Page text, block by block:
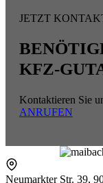
JETZT
KFZ-
Kontaktieren Sie
ANRUFEN
Neumarkter Str. 39,